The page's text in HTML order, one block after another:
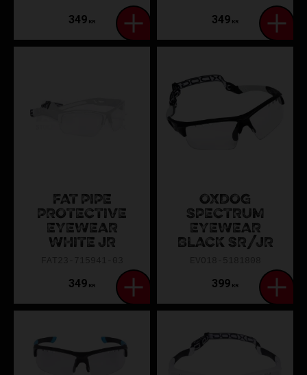
349 KR 349 KR
FAT PIPE
PROTECTIVE
EYEWEAR
WHITE JR
349 KR
OXDOG
SPECTRUM
EYEWEAR
BLACK SR/JR
399 KR